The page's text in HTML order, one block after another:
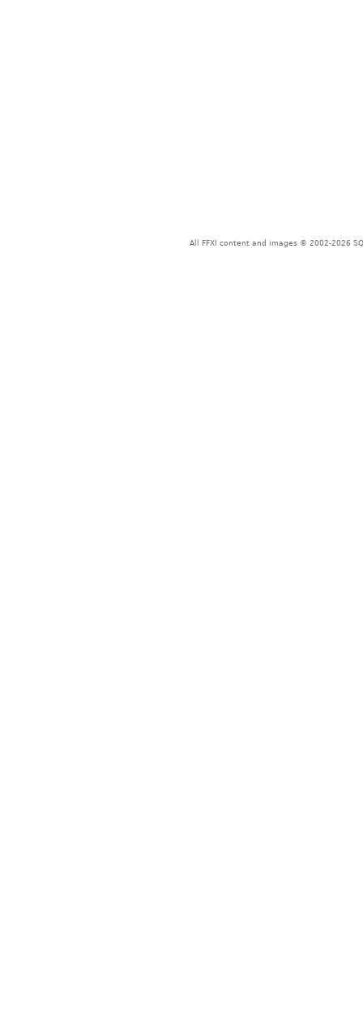
All FFXI content and images © 2002-2026